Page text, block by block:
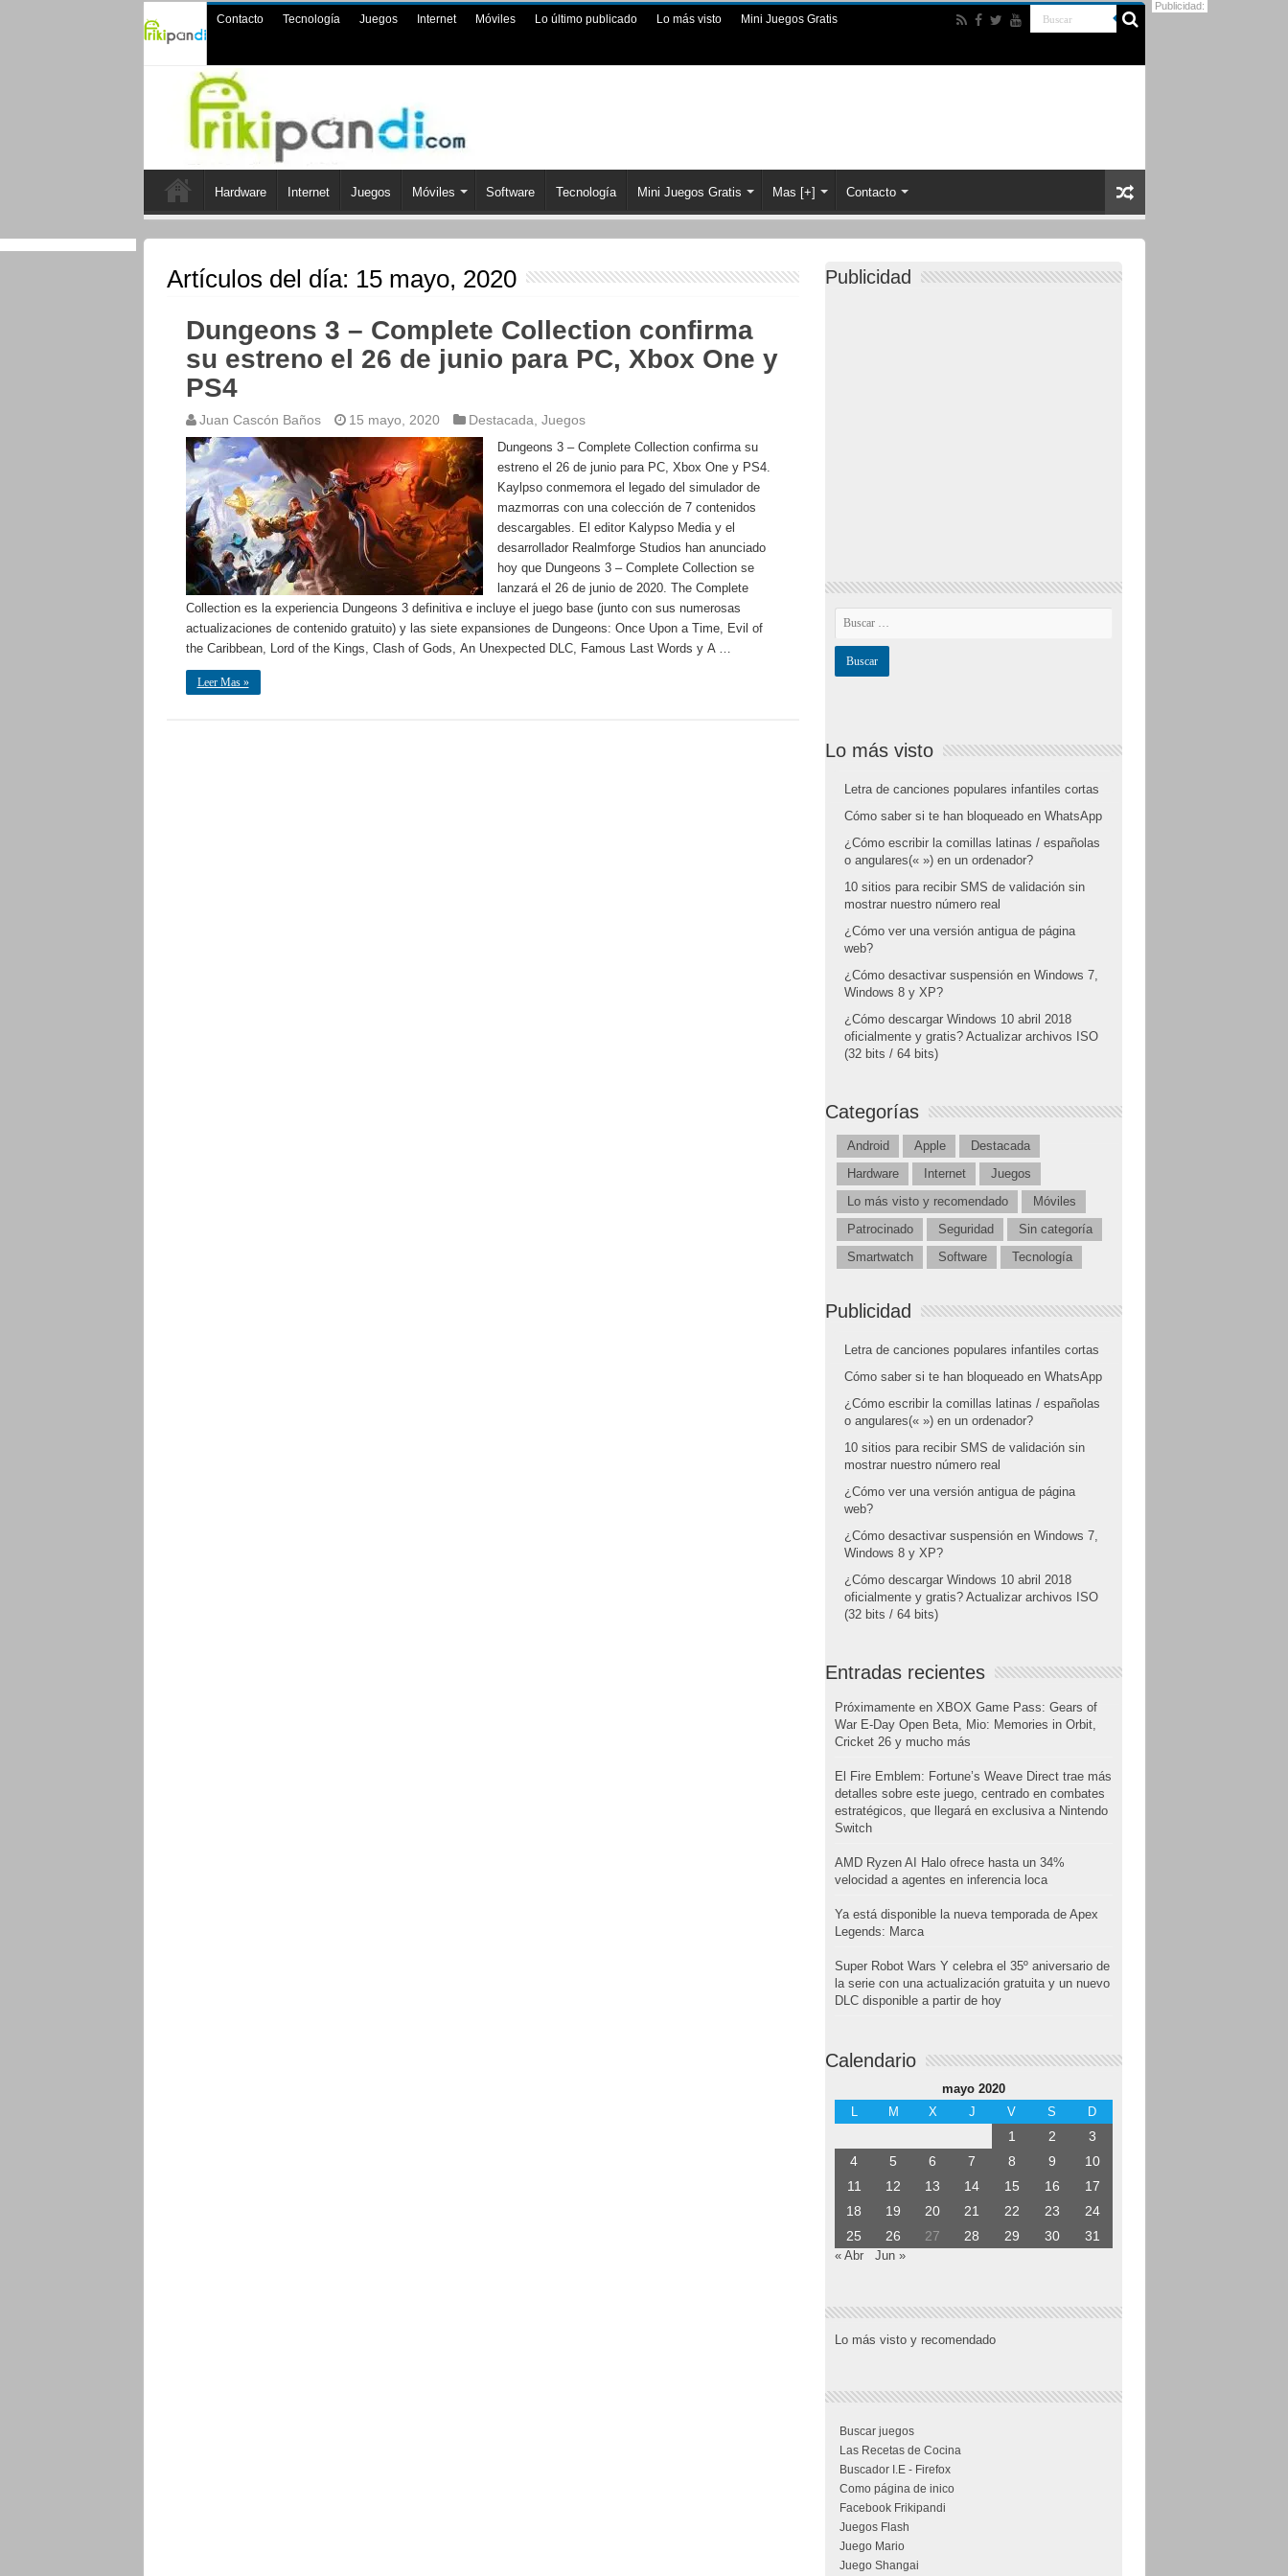
Contacto Tecnología Juegos Internet Móviles Lo último publicado Lo más visto Mini Juegos Gratis
Hardware Internet Juegos Móviles Software Tecnología Mini Juegos Gratis Mas [+] Contacto
Artículos del día: 15 mayo, 2020
Dungeons 3 – Complete Collection confirma
su estreno el 26 de junio para PC, Xbox One y
PS4
Juan Cascón Baños 15 mayo, 2020 Destacada Juegos
Dungeons 3 – Complete Collection confirma su
estreno el 26 de junio para PC, Xbox One y PS4.
Kaylpso conmemora el legado del simulador de
mazmorras con una colección de 7 contenidos
descargables. El editor Kalypso Media y el
desarrollador Realmforge Studios han anunciado
hoy que Dungeons 3 – Complete Collection se
lanzará el 26 de junio de 2020. The Complete
Collection es la experiencia Dungeons 3 definitiva e incluye el juego base (junto con sus numerosas
actualizaciones de contenido gratuito) y las siete expansiones de Dungeons: Once Upon a Time, Evil of
the Caribbean, Lord of the Kings, Clash of Gods, An Unexpected DLC, Famous Last Words y A …
Leer Mas »
Publicidad
Lo más visto
Letra de canciones populares infantiles cortas
Cómo saber si te han bloqueado en WhatsApp
¿Cómo escribir la comillas latinas / españolas
o angulares(« ») en un ordenador?
10 sitios para recibir SMS de validación sin
mostrar nuestro número real
¿Cómo ver una versión antigua de página
web?
¿Cómo desactivar suspensión en Windows 7,
Windows 8 y XP?
¿Cómo descargar Windows 10 abril 2018
oficialmente y gratis? Actualizar archivos ISO
(32 bits / 64 bits)
Categorías
Android Apple
Destacada
Hardware
Internet
Juegos
Lo más visto y recomendado
Móviles
Patrocinado
Seguridad
Sin categoría
Smartwatch
Software Tecnología
Publicidad
Letra de canciones populares infantiles cortas
Cómo saber si te han bloqueado en WhatsApp
¿Cómo escribir la comillas latinas / españolas
o angulares(« ») en un ordenador?
10 sitios para recibir SMS de validación sin
mostrar nuestro número real
¿Cómo ver una versión antigua de página
web?
¿Cómo desactivar suspensión en Windows 7,
Windows 8 y XP?
¿Cómo descargar Windows 10 abril 2018
oficialmente y gratis? Actualizar archivos ISO
(32 bits / 64 bits)
Entradas recientes
Próximamente en XBOX Game Pass: Gears of
War E-Day Open Beta, Mio: Memories in Orbit,
Cricket 26 y mucho más
El Fire Emblem: Fortune’s Weave Direct trae más
detalles sobre este juego, centrado en combates
estratégicos, que llegará en exclusiva a Nintendo
Switch
AMD Ryzen AI Halo ofrece hasta un 34%
velocidad a agentes en inferencia loca
Ya está disponible la nueva temporada de Apex
Legends: Marca
Super Robot Wars Y celebra el 35º aniversario de
la serie con una actualización gratuita y un nuevo
DLC disponible a partir de hoy
Calendario
mayo 2020
L
M X J V S D
1 2
3
4
5 6 7 8 9
10
11
12 13 14 15 16
17
18
19 20 21 22 23
24
25
26 27 28 29 30 31
« Abr Jun »
Lo más visto y recomendado
Buscar juegos
Las Recetas de Cocina
Buscador I.E - Firefox
Como página de inico
Facebook Frikipandi
Juegos Flash
Juego Mario
Juego Shangai
Publicidad: